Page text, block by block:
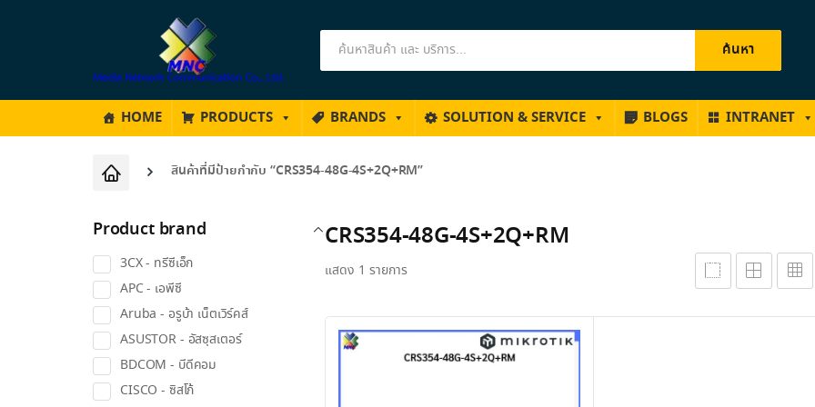
Products
ค้นหา
HOME PRODUCTS BRANDS SOLUTION & SERVICE BLOGS INTRANET
สินค้าที่มีป้ายกำกับ “CRS354-48G-4S+2Q+RM”
CRS354-48G-4S+2Q+RM
แสดง 1 รายการ
Product brand
3CX - ทรีซีเอ็ก
APC - เอพีซี
Aruba - อรูบ้า เน็ตเวิร์คส์
ASUSTOR - อัสซุสเตอร์
BDCOM - บีดีคอม
CISCO - ซิสโก้